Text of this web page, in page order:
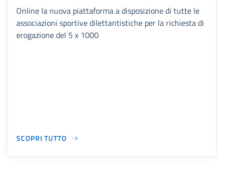
Online la nuova piattaforma a disposizione di tutte le
associazioni sportive dilettantistiche per la richiesta di
erogazione del 5 x 1000
SCOPRI TUTTO